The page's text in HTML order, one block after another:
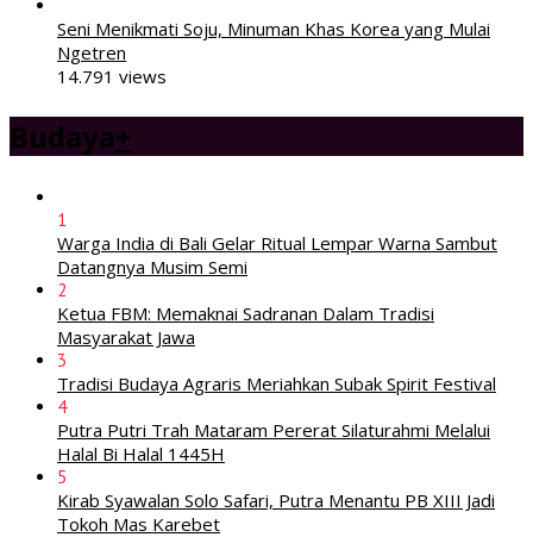
Seni Menikmati Soju, Minuman Khas Korea yang Mulai
Ngetren
14.791 views
Budaya+
1
Warga India di Bali Gelar Ritual Lempar Warna Sambut
Datangnya Musim Semi
2
Ketua FBM: Memaknai Sadranan Dalam Tradisi
Masyarakat Jawa
3
Tradisi Budaya Agraris Meriahkan Subak Spirit Festival
4
Putra Putri Trah Mataram Pererat Silaturahmi Melalui
Halal Bi Halal 1445H
5
Kirab Syawalan Solo Safari, Putra Menantu PB XIII Jadi
Tokoh Mas Karebet